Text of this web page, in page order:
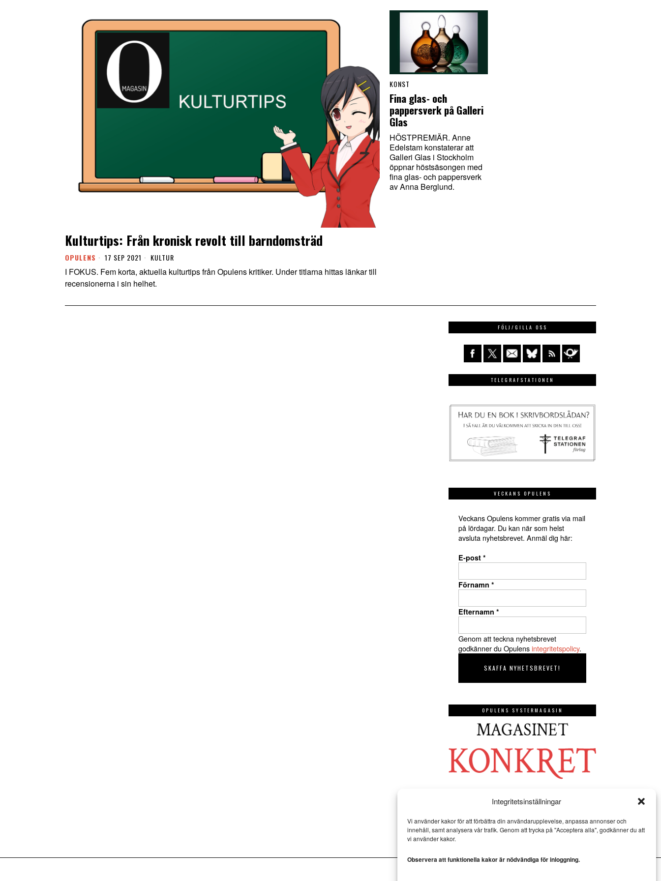
Integritetsinställningar
Vi använder kakor för att förbättra din användarupplevelse, anpassa annonser och
innehåll, samt analysera vår trafik. Genom att trycka på "Acceptera alla", godkänner du att
vi använder kakor.
Observera att funktionella kakor är nödvändiga för inloggning.
Kulturtips: Från kronisk revolt till barndomsträd
OPULENS 17 SEP 2021 KULTUR
I FOKUS. Fem korta, aktuella kulturtips från Opulens kritiker. Under titlarna hittas länkar till
recensionerna i sin helhet.
KONST
Fina glas- och
pappersverk på Galleri
Glas
HÖSTPREMIÄR. Anne
Edelstam konstaterar att
Galleri Glas i Stockholm
öppnar höstsäsongen med
fina glas- och pappersverk
av Anna Berglund.
FÖLJ/GILLA OSS
TELEGRAFSTATIONEN
VECKANS OPULENS
Veckans Opulens kommer gratis via mail
på lördagar. Du kan när som helst
avsluta nyhetsbrevet. Anmäl dig här:
E-post *
Förnamn *
Efternamn *
Genom att teckna nyhetsbrevet
godkänner du Opulensintegritetspolicy.
OPULENS SYSTERMAGASIN